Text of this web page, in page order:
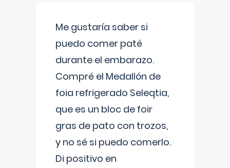
Me gustaría saber si
puedo comer paté
durante el embarazo.
Compré el Medallón de
foia refrigerado Seleqtia,
que es un bloc de foir
gras de pato con trozos,
y no sé si puedo comerlo.
Di positivo en